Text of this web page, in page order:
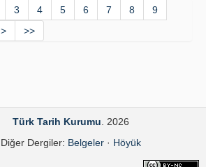
3 4 5 6 7 8
9
> >>
Türk Tarih Kurumu . 2026
Diğer Dergiler: Belgeler· Höyük